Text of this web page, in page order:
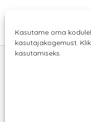
Kasutame oma
kasutajakogemust.
kasutamiseks.